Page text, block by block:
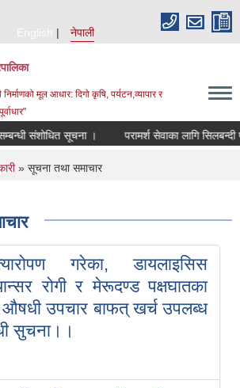
English
नेपाली
निर्माणको मूल आधार: दिगो कृषि, पर्यटन,व्यापार र
संशोधित सूचना । परामर्श सेवाका लागि सिलबन्दी
» सूचना तथा समाचार
गरेका, डायलाइसिस
रोगी र मेरूदण्ड पक्षघातका
औषधी उपचार बाफत् खर्च उपलब्ध
सुचना।।
क्यान्सर रोगी र मेरूदण्ड पक्षघातका